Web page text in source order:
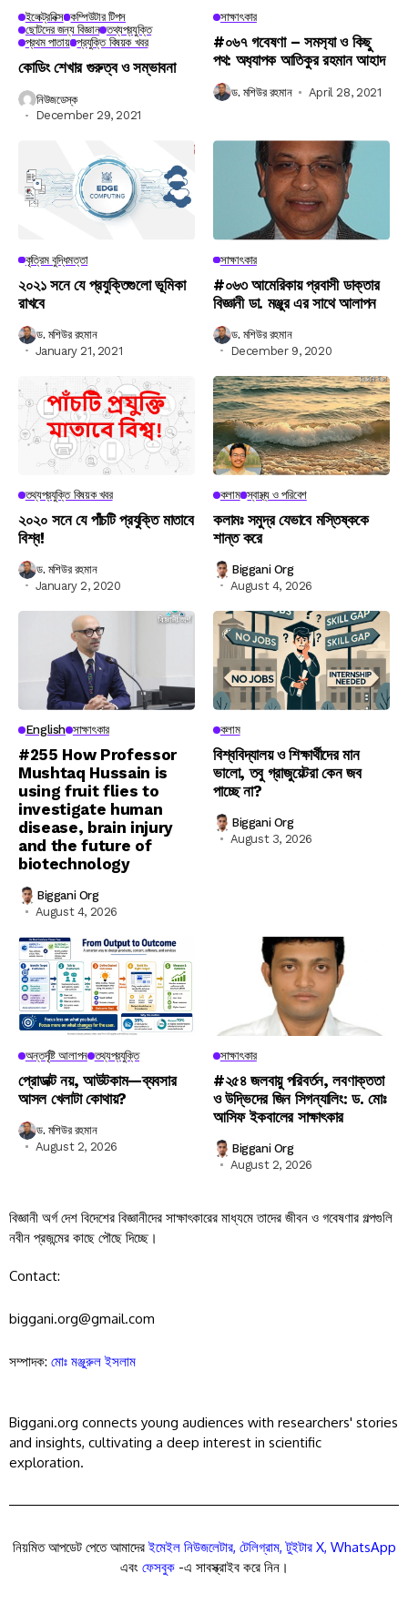
ইলেক্ট্রনিক্স কম্পিউটার টিপস
ছোটদের জন্য বিজ্ঞান তথ্যপ্রযুক্তি
প্রথম পাতায় প্রযুক্তি বিষয়ক খবর
কোডিং শেখার গুরুত্ব ও সম্ভাবনা
নিউজডেস্ক
December 29, 2021
সাক্ষাৎকার
#০৬৭ গবেষণা – সমস‍্যা ও কিছু
পথ: অধ‍্যাপক আতিকুর রহমান আহাদ
ড. মশিউর রহমান April 28, 2021
কৃত্রিম বুদ্ধিমত্তা
২০২১ সনে যে প্রযুক্তিগুলো ভূমিকা
রাখবে
ড. মশিউর রহমান
January 21, 2021
সাক্ষাৎকার
#০৬৩ আমেরিকায় প্রবাসী ডাক্তার
বিজ্ঞানী ডা. মঞ্জুর এর সাথে আলাপন
ড. মশিউর রহমান
December 9, 2020
তথ্যপ্রযুক্তি বিষয়ক খবর
২০২০ সনে যে পাঁচটি প্রযুক্তি মাতাবে
বিশ্ব!
ড. মশিউর রহমান
January 2, 2020
কলাম স্বাস্থ্য ও পরিবেশ
কলামঃ সমুদ্র যেভাবে মস্তিষ্ককে
শান্ত করে
Biggani Org
August 4, 2026
English সাক্ষাৎকার
#255 How Professor
Mushtaq Hussain is
using fruit flies to
investigate human
disease, brain injury
and the future of
biotechnology
Biggani Org
August 4, 2026
কলাম
বিশ্ববিদ্যালয় ও শিক্ষার্থীদের মান
ভালো, তবু গ্রাজুয়েটরা কেন জব
পাচ্ছে না?
Biggani Org
August 3, 2026
অন্তর্দৃষ্টি আলাপন তথ্যপ্রযুক্তি
প্রোডাক্ট নয়, আউটকাম—ব্যবসার
আসল খেলাটা কোথায়?
ড. মশিউর রহমান
August 2, 2026
সাক্ষাৎকার
#২৫৪ জলবায়ু পরিবর্তন, লবণাক্ততা
ও উদ্ভিদের জিন সিগন্যালিং: ড. মোঃ
আসিফ ইকবালের সাক্ষাৎকার
Biggani Org
August 2, 2026
বিজ্ঞানী অর্গ দেশ বিদেশের বিজ্ঞানীদের সাক্ষাৎকারের মাধ্যমে তাদের জীবন ও গবেষণার গল্পগুলি
নবীন প্রজন্মের কাছে পৌছে দিচ্ছে।
Contact:
biggani.org@gmail.com
সম্পাদক: মোঃ মঞ্জুরুল ইসলাম
Biggani.org connects young audiences with researchers' stories
and insights, cultivating a deep interest in scientific
exploration.
নিয়মিত আপডেট পেতে আমাদেরইমেইল নিউজলেটার, টেলিগ্রাম,টুইটার X, WhatsApp
এবং ফেসবুক-এ সাবস্ক্রাইব করে নিন।